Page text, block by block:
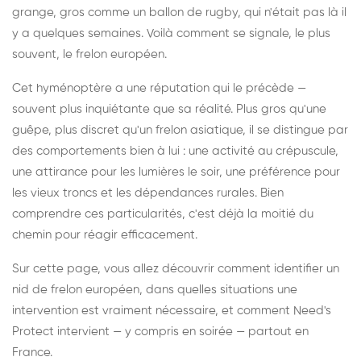
grange, gros comme un ballon de rugby, qui n'était pas là il
y a quelques semaines. Voilà comment se signale, le plus
souvent, le frelon européen.
Cet hyménoptère a une réputation qui le précède —
souvent plus inquiétante que sa réalité. Plus gros qu'une
guêpe, plus discret qu'un frelon asiatique, il se distingue par
des comportements bien à lui : une activité au crépuscule,
une attirance pour les lumières le soir, une préférence pour
les vieux troncs et les dépendances rurales. Bien
comprendre ces particularités, c'est déjà la moitié du
chemin pour réagir efficacement.
Sur cette page, vous allez découvrir comment identifier un
nid de frelon européen, dans quelles situations une
intervention est vraiment nécessaire, et comment Need's
Protect intervient — y compris en soirée — partout en
France.